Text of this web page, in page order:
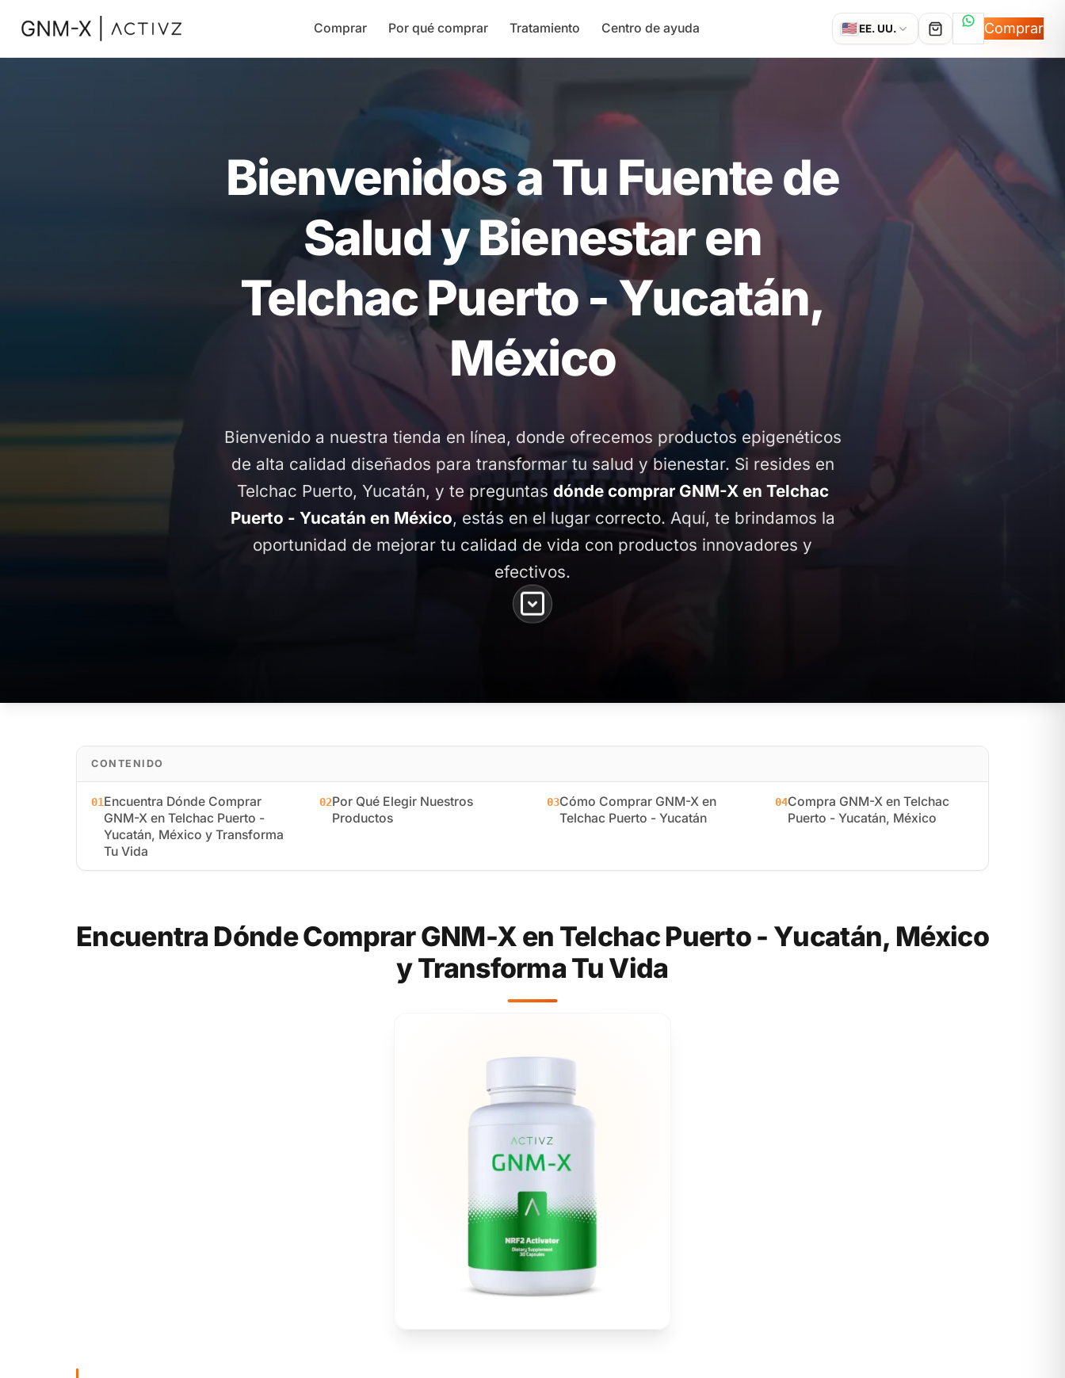
Comprar Por qué comprar Tratamiento Centro de ayuda 🇺🇸EE. UU. Hablemos
Comprar
Bienvenidos a Tu Fuente de
Salud y Bienestar en
Telchac Puerto - Yucatán,
México
Bienvenido a nuestra tienda en línea, donde ofrecemos productos epigenéticos
de alta calidad diseñados para transformar tu salud y bienestar. Si resides en
Telchac Puerto, Yucatán, y te preguntas dónde comprar GNM-X en Telchac
Puerto - Yucatán en México, estás en el lugar correcto. Aquí, te brindamos la
oportunidad de mejorar tu calidad de vida con productos innovadores y
efectivos.
CONTENIDO
01Encuentra Dónde Comprar
GNM-X en Telchac Puerto -
Yucatán, México y Transforma
Tu Vida
02Por Qué Elegir Nuestros
Productos
03Cómo Comprar GNM-X en
Telchac Puerto - Yucatán
04Compra GNM-X en Telchac
Puerto - Yucatán, México
Encuentra Dónde Comprar GNM-X en Telchac Puerto - Yucatán, México
y Transforma Tu Vida